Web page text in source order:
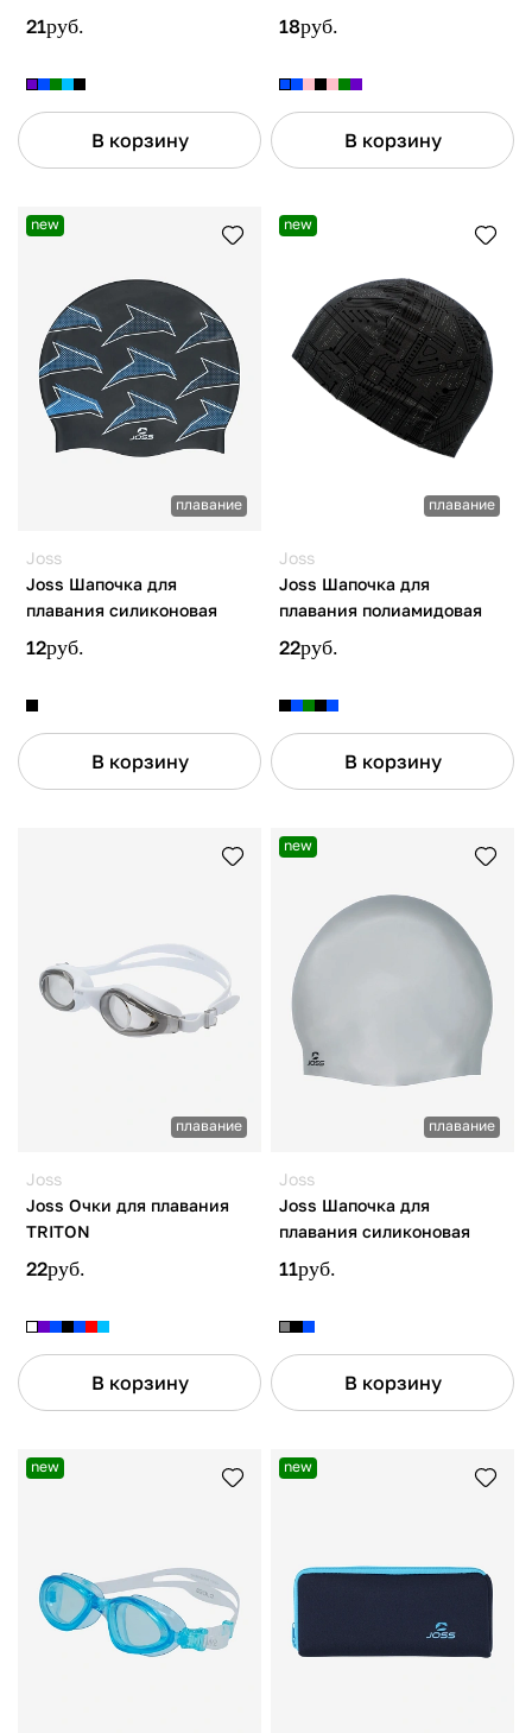
21руб.
В корзину
18руб.
В корзину
new
плавание
Joss
Joss Шапочка для
плавания силиконовая
12руб.
В корзину
new
плавание
Joss
Joss Шапочка для
плавания полиамидовая
22руб.
В корзину
плавание
Joss
Joss Очки для плавания
TRITON
22руб.
В корзину
new
плавание
Joss
Joss Шапочка для
плавания силиконовая
11руб.
В корзину
new new